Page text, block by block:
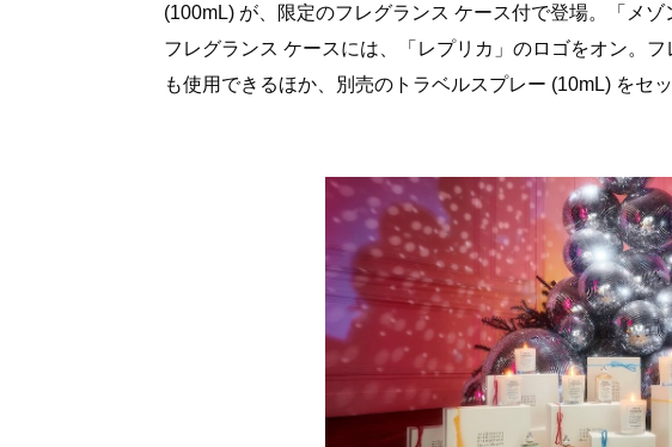
(100mL) が、限定のフレグランス ケース付で登場。「メ
フレグランス ケースには、「レプリカ」のロゴをオン。
も使用できるほか、別売のトラベルスプレー (10mL) をセ